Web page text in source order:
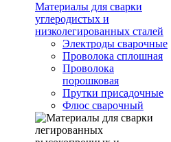
Материалы для сварки
углеродистых и
низколегированных сталей
Электроды сварочные
Проволока сплошная
Проволока
порошковая
Прутки присадочные
Флюс сварочный